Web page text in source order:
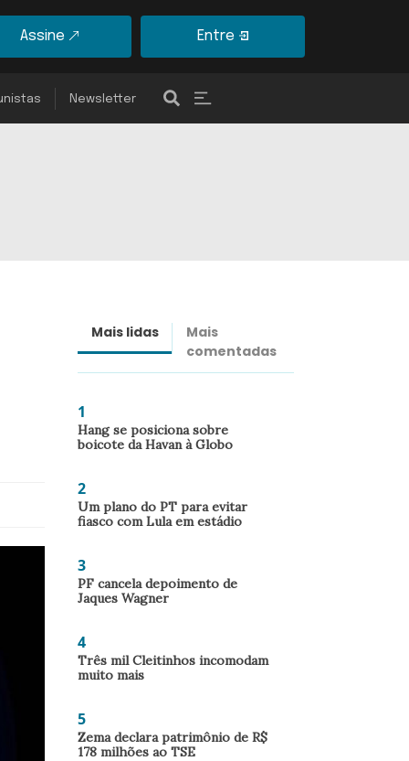
Assine Entre
Newsletter
Mais lidas
Mais
comentadas
1
Hang se posiciona sobre
boicote da Havan à Globo
2
Um plano do PT para evitar
fiasco com Lula em estádio
3
PF cancela depoimento de
Jaques Wagner
4
Três mil Cleitinhos incomodam
muito mais
5
Zema declara patrimônio de R$
178 milhões ao TSE